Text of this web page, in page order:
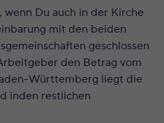
Du auch in der Kirche
mit den beiden
geschlossen
den Betrag vom
Württemberg liegt die
inden restlichen